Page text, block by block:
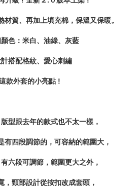
質、再加上填充棉，保溫又保暖。
色：米白、油綠、灰藍
搭配格紋、愛心刺繡
款外套的小亮點 !
型跟去年的款式也不太一樣，
有四段調節的， 可容納的範圍大，
六段可調節，範圍更大之外，
，頸部設計從按扣改成套頭，